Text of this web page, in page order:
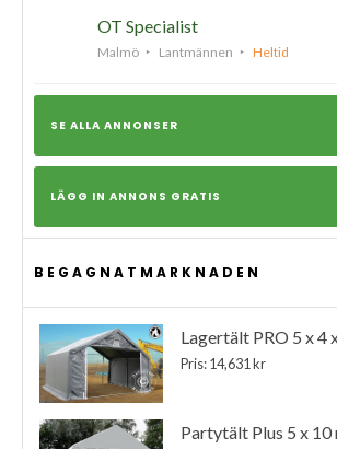
OT Specialist
Malmö Lantmännen Heltid
SE ALLA ANNONSER
LÄGG IN ANNONS GRATIS
BEGAGNATMARKNADEN
Lagertält PRO 5 x 4
Pris: 14,631 kr
Partytält Plus 5 x 10